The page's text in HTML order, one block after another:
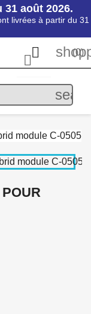
31 août 2026.
livrées à partir du 31
 (0)
